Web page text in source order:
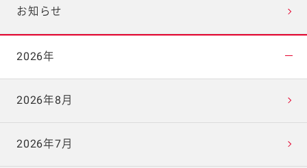
お知らせ
2026年
2026年8月
2026年7月